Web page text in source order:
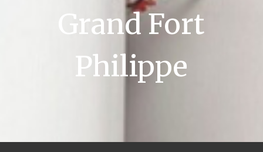
Grand Fort
Philippe